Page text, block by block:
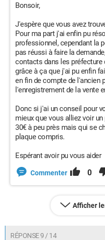
Bonsoir,
J'espère que vous avez
Pour ma part j'ai enfin pu
professionnel, cependant la
pas réussi à faire la
contacts dans les préfecture
grâce à ça que j'ai pu enfin
en fin de compte de l'ancien
l'enregistrement de la vente
Donc si j'ai un conseil pour
mieux que vous alliez voir
30€ à peu près mais qui se
plaque compris.
Espérant avoir pu vous aider
Commenter 0
Afficher
RÉPONSE 9 / 14